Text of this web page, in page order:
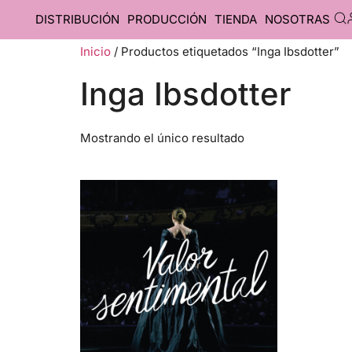
DISTRIBUCIÓN PRODUCCIÓN TIENDA NOSOTRAS
Inicio / Productos etiquetados “Inga Ibsdotter”
Inga Ibsdotter
Mostrando el único resultado